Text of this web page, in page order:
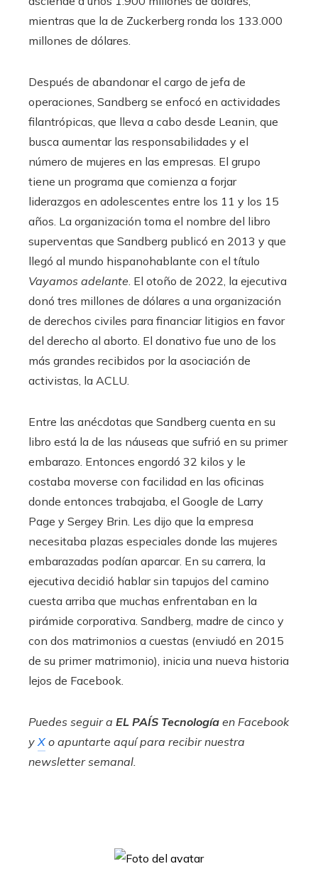
mientras que la de Zuckerberg ronda los 133.000
millones de dólares.
Después de abandonar el cargo de jefa de
operaciones, Sandberg se enfocó en actividades
filantrópicas, que lleva a cabo desde Leanin, que
busca aumentar las responsabilidades y el
número de mujeres en las empresas. El grupo
tiene un programa que comienza a forjar
liderazgos en adolescentes entre los 11 y los 15
años. La organización toma el nombre del libro
superventas que Sandberg publicó en 2013 y que
llegó al mundo hispanohablante con el título
Vayamos adelante. El otoño de 2022, la ejecutiva
donó tres millones de dólares a una organización
de derechos civiles para financiar litigios en favor
del derecho al aborto. El donativo fue uno de los
más grandes recibidos por la asociación de
activistas, la ACLU.
Entre las anécdotas que Sandberg cuenta en su
libro está la de las náuseas que sufrió en su primer
embarazo. Entonces engordó 32 kilos y le
costaba moverse con facilidad en las oficinas
donde entonces trabajaba, el Google de Larry
Page y Sergey Brin. Les dijo que la empresa
necesitaba plazas especiales donde las mujeres
embarazadas podían aparcar. En su carrera, la
ejecutiva decidió hablar sin tapujos del camino
cuesta arriba que muchas enfrentaban en la
pirámide corporativa. Sandberg, madre de cinco y
con dos matrimonios a cuestas (enviudó en 2015
de su primer matrimonio), inicia una nueva historia
lejos de Facebook.
Puedes seguir a EL PAÍS Tecnología en Facebook
yX o apuntarte aquí para recibir nuestra
newsletter semanal.